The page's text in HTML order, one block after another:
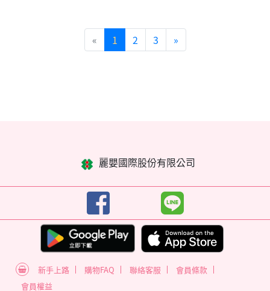
« 1 2 3 »
麗嬰國際股份有限公司
新手上路 購物FAQ 聯絡客服
會員條款
會員權益